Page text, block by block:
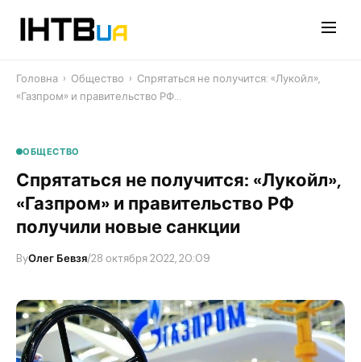
Головна › Общество › Спрятаться не получится: «Лукойл»,
«Газпром» и правительство РФ…
ОБЩЕСТВО
Спрятаться не получится: «Лукойл»,
«Газпром» и правительство РФ
получили новые санкции
ByОлег Бевзя/28 октября 2022, 20:09